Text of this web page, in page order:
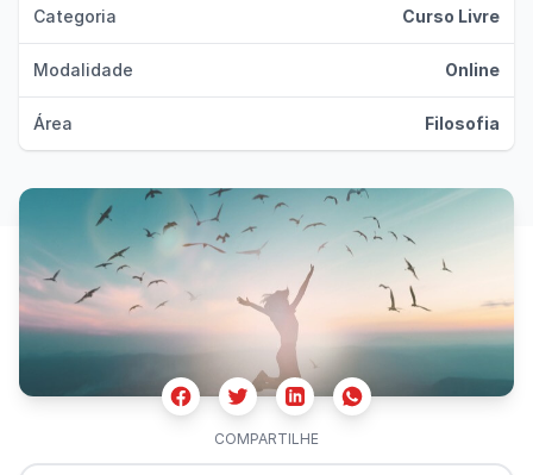
Categoria Curso Livre
Modalidade Online
Área Filosofia
FacebookTwitterLinkedinWhatsapp
COMPARTILHE